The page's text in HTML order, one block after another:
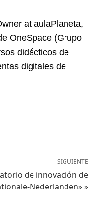
at aulaPlaneta,
OneSpace (Grupo
didácticos de
digitales de
SIGUIENTE
de innovación de
Nederlanden» »